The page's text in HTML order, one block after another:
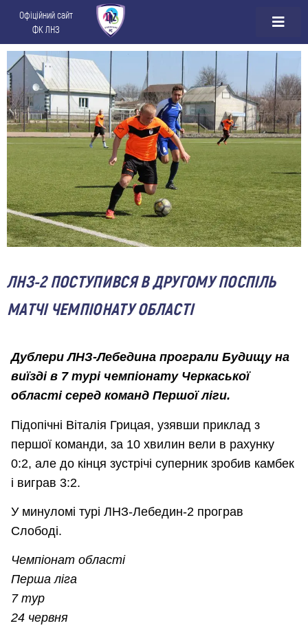
Офіційний сайт
ФК ЛНЗ
ЛНЗ-2 ПОСТУПИВСЯ В ДРУГОМУ ПОСПІЛЬ
МАТЧІ ЧЕМПІОНАТУ ОБЛАСТІ
Дублери ЛНЗ-Лебедина програли Будищу на
виїзді в 7 турі чемпіонату Черкаської
області серед команд Першої ліги.
Підопічні Віталія Грицая, узявши приклад з
першої команди, за 10 хвилин вели в рахунку
0:2, але до кінця зустрічі суперник зробив камбек
і виграв 3:2.
У минуломі турі ЛНЗ-Лебедин-2 програв
Слободі.
Чемпіонат області
Перша ліга
7 тур
24 червня